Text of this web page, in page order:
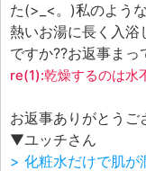
た(>_<。)私のよう
熱いお湯に長く入浴
ですか??お返事ま
re(1):乾燥するのは水
お返事ありがとうご
▼ユッチさん
> 化粧水だけで肌